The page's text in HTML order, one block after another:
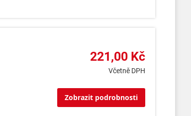
221,00 Kč
Včetně DPH
Zobrazit podrobnosti